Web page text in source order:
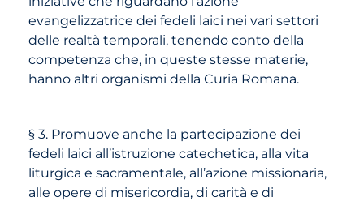
evangelizzatrice dei fedeli laici nei vari settori
delle realtà temporali, tenendo conto della
competenza che, in queste stesse materie,
hanno altri organismi della Curia Romana.
§ 3. Promuove anche la partecipazione dei
fedeli laici all’istruzione catechetica, alla vita
liturgica e sacramentale, all’azione missionaria,
alle opere di misericordia, di carità e di